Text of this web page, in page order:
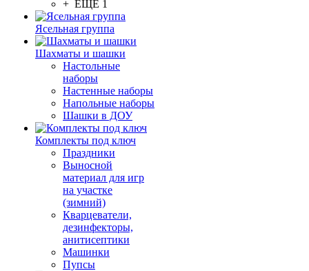
+ ЕЩЕ 1
Ясельная группа
Шахматы и шашки
Настольные
наборы
Настенные наборы
Напольные наборы
Шашки в ДОУ
Комплекты под ключ
Праздники
Выносной
материал для игр
на участке
(зимний)
Кварцеватели,
дезинфекторы,
анитисептики
Машинки
Пупсы